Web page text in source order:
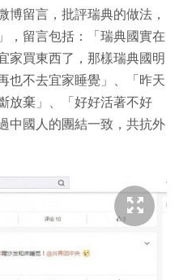
博留言，批評瑞典的做法，
，留言包括：「瑞典國實在
家買東西了，那樣瑞典國明
也不去宜家睡覺」、「昨天
放棄」、「好好活著不好
中國人的團結一致，共抗外